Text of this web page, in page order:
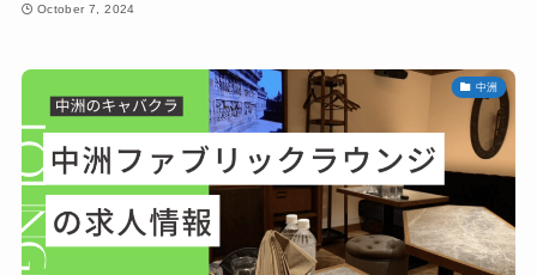
October 7, 2024
中洲